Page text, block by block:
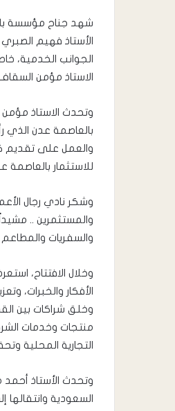
شهد جناح مؤسسة
الأستاذ فهيم
الجوانب الخدمية،
الاستاذ مؤمن
وتحدث الاستاذ مؤمن
بالعاصمة عدن الذي
والعمل على تقديم
للاستثمار بالعاصمة
وشكر نادي رجال
والمستثمرين ..
والسفريات
وخلال الافتتاح،
الأفكار والخبرات،
وخلق شراكات بين
منتجات وخدمات
التجارية المحلية
وتحدث الأستاذ
السعودية